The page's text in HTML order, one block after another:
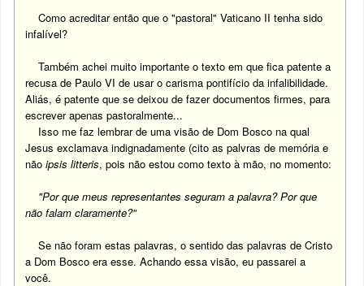
Como acreditar então que o "pastoral" Vaticano II tenha sido
infalível?
Também achei muito importante o texto em que fica patente a
recusa de Paulo VI de usar o carisma pontifício da infalibilidade.
Aliás, é patente que se deixou de fazer documentos firmes, para
escrever apenas pastoralmente...
Isso me faz lembrar de uma visão de Dom Bosco na qual
Jesus exclamava indignadamente (cito as palvras de memória e
nãoipsis litteris, pois não estou como texto à mão, no momento:
"Por que meus representantes seguram a palavra? Por que
não falam claramente?"
Se não foram estas palavras, o sentido das palavras de Cristo
a Dom Bosco era esse. Achando essa visão, eu passarei a
você.